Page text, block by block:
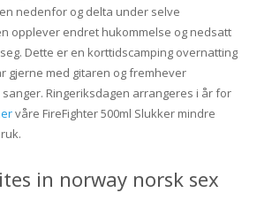
nedenfor og delta under selve
opplever endret hukommelse og nedsatt
Dette er en korttidscamping overnatting
gjerne med gitaren og fremhever
Ringeriksdagen arrangeres i år for
våre FireFighter 500ml Slukker mindre
in norway norsk sex